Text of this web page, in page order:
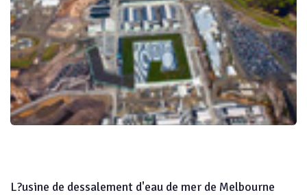
L?usine de dessalement d'eau de mer de Melbourne